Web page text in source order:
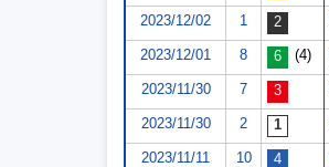
2023/12/02 1
2023/12/01 8 (4)
2023/11/30 7
2023/11/30 2
2023/11/11 10